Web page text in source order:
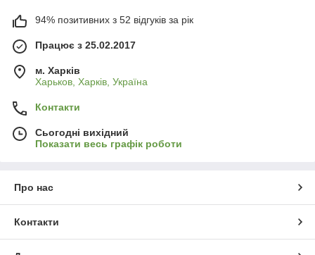
94% позитивних з 52 відгуків за рік
Працює з 25.02.2017
м. Харків
Харьков, Харків, Україна
Контакти
Сьогодні вихідний
Показати весь графік роботи
Про нас
Контакти